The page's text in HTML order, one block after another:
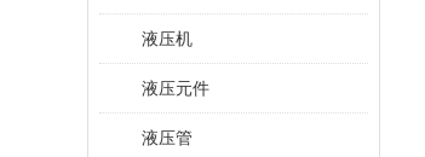
液压机
液压元件
液压管